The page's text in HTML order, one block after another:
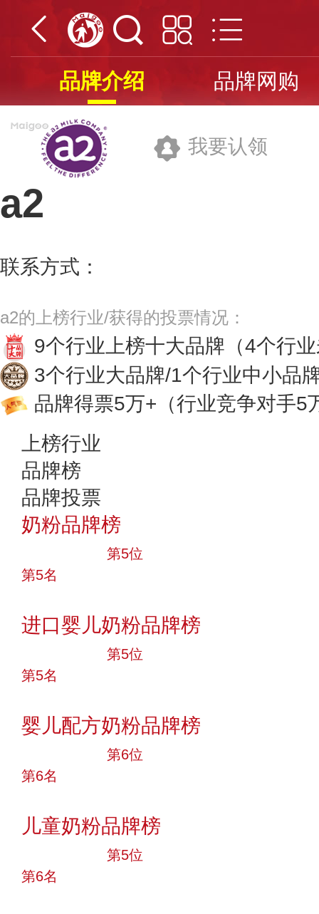
品牌介绍 品牌网购
我要认领
a2
联系方式：
a2的上榜行业/获得的投票情况：
9个行业上榜十大品牌 （4个行
3个行业大品牌/1个行业中小品
品牌得票5万+ （行业竞争对手5
上榜行业
品牌榜
品牌投票
奶粉品牌榜
第5位
第5名
进口婴儿奶粉品牌榜
第5位
第5名
婴儿配方奶粉品牌榜
第6位
第6名
儿童奶粉品牌榜
第5位
第6名